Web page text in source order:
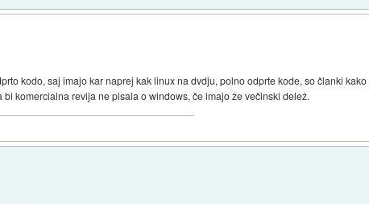
kodo, saj imajo kar naprej kak linux na dvdju, polno odprte kode, so članki
komercialna revija ne pisala o windows, če imajo že večinski delež.